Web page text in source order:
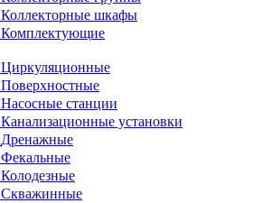
Коллекторные шкафы
Комплектующие
Циркуляционные
Поверхностные
Насосные станции
Канализационные установки
Дренажные
Фекальные
Колодезные
Скважинные